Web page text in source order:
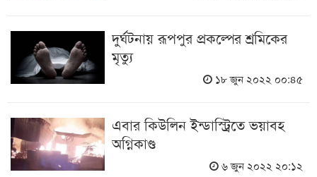
দুর্ঘটনায় রূপপুর প্রকল্পের শ্রমিকের
মৃত্যু
১৮ জুন ২০২২ ০০:৪৫
এবার কিউলিন ইন্ডাস্ট্রিতে ভয়াবহ
অগ্নিকাণ্ড
৬ জুন ২০২২ ২০:১২